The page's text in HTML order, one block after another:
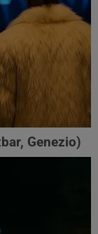
Genezio)